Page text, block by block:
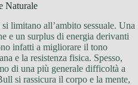
Naturale
limitano all’ambito sessuale. Una
e un surplus di energia derivanti
infatti a migliorare il tono
e la resistenza fisica. Spesso,
di una più generale difficoltà a
si rassicura il corpo e la mente,